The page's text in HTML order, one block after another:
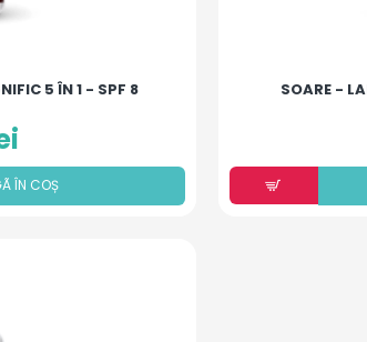
5 ÎN 1 - SPF 8
ÎN COȘ
SOARE -